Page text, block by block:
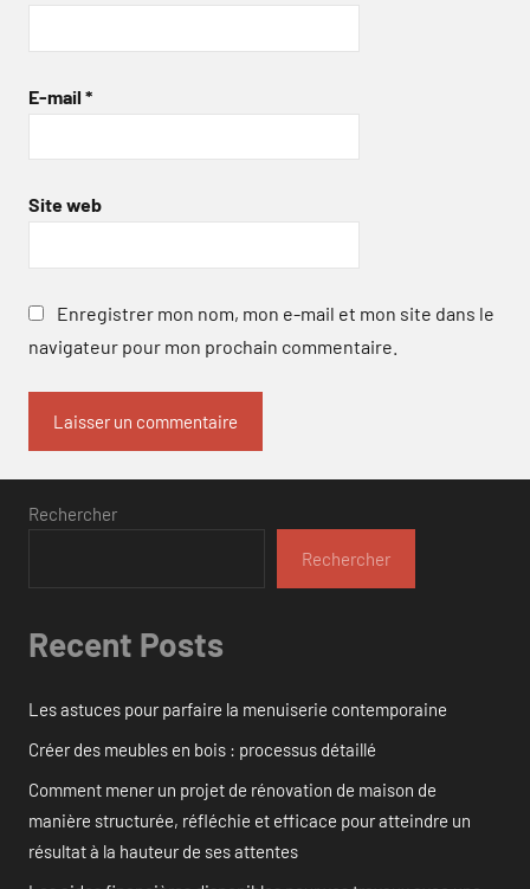
E-mail *
Site web
Enregistrer mon nom, mon e-mail et mon site dans le
navigateur pour mon prochain commentaire.
Rechercher
Rechercher
Recent Posts
Les astuces pour parfaire la menuiserie contemporaine
Créer des meubles en bois : processus détaillé
Comment mener un projet de rénovation de maison de
manière structurée, réfléchie et efficace pour atteindre un
résultat à la hauteur de ses attentes